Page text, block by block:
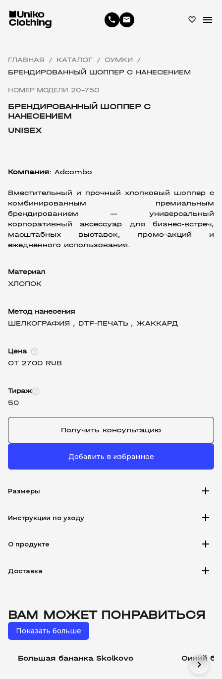
phone email favorite_border menu
ГЛАВНАЯ / КАТАЛОГ / СУМКИ /
БРЕНДИРОВАННЫЙ ШОППЕР С НАНЕСЕНИЕМ
НОМЕР МОДЕЛИ 20-750
БРЕНДИРОВАННЫЙ ШОППЕР С
НАНЕСЕНИЕМ
UNISEX
Компания: Adcombo
Вместительный и прочный хлопковый шоппер с
комбинированным премиальным
брендированием — универсальный
корпоративный аксессуар для бизнес-встреч,
масштабных выставок, промо-акций и
ежедневного использования.
Материал
ХЛОПОК
Метод нанесения
ШЕЛКОГРАФИЯ , DTF-ПЕЧАТЬ , ЖАККАРД
Цена
ОТ 2700 RUB
Тираж
50
Получить консультацию
Добавить в избранное
Размеры add
Инструкции по уходу add
О продукте add
Доставка add
ВАМ МОЖЕТ ПОНРАВИТЬСЯ
Показать больше
Большая бананка Skolkovo Синий
chevron_right